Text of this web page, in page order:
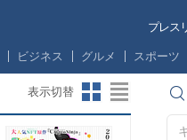
プレス
ビジネス グルメ スポーツ
表示切替